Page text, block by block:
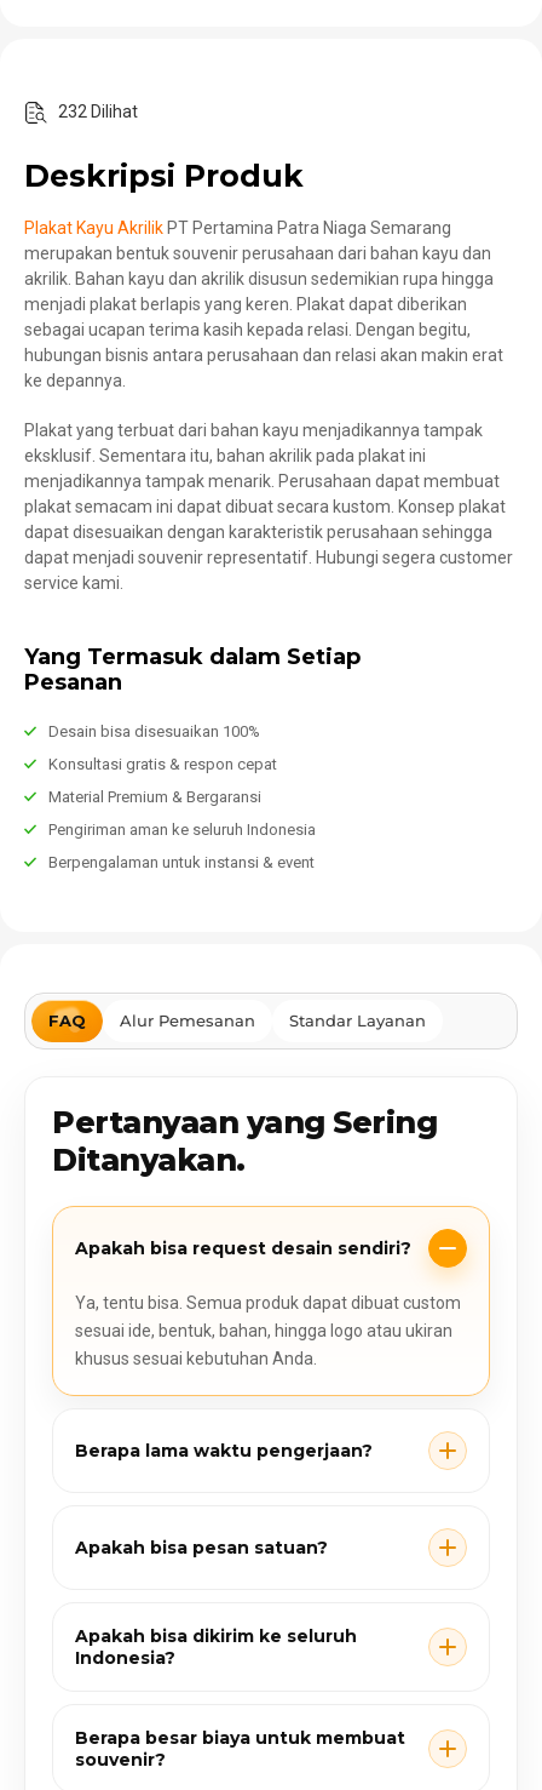
232 Dilihat
Deskripsi Produk
Plakat Kayu Akrilik PT Pertamina Patra Niaga Semarang
merupakan bentuk souvenir perusahaan dari bahan kayu dan
akrilik. Bahan kayu dan akrilik disusun sedemikian rupa hingga
menjadi plakat berlapis yang keren. Plakat dapat diberikan
sebagai ucapan terima kasih kepada relasi. Dengan begitu,
hubungan bisnis antara perusahaan dan relasi akan makin erat
ke depannya.
Plakat yang terbuat dari bahan kayu menjadikannya tampak
eksklusif. Sementara itu, bahan akrilik pada plakat ini
menjadikannya tampak menarik. Perusahaan dapat membuat
plakat semacam ini dapat dibuat secara kustom. Konsep plakat
dapat disesuaikan dengan karakteristik perusahaan sehingga
dapat menjadi souvenir representatif. Hubungi segera customer
service kami.
Yang Termasuk dalam Setiap
Pesanan
Desain bisa disesuaikan 100%
Konsultasi gratis & respon cepat
Material Premium & Bergaransi
Pengiriman aman ke seluruh Indonesia
Berpengalaman untuk instansi & event
FAQ Alur Pemesanan Standar Layanan
Pertanyaan yang Sering
Ditanyakan.
Apakah bisa request desain sendiri?
Ya, tentu bisa. Semua produk dapat dibuat custom
sesuai ide, bentuk, bahan, hingga logo atau ukiran
khusus sesuai kebutuhan Anda.
Berapa lama waktu pengerjaan?
Apakah bisa pesan satuan?
Apakah bisa dikirim ke seluruh
Indonesia?
Berapa besar biaya untuk membuat
souvenir?